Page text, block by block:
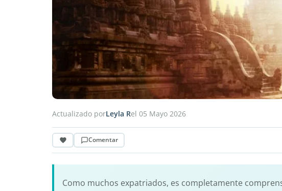
Actualizado porLeyla Rel 05 Mayo 2026
Comentar
Como muchos expatriados, es completamente